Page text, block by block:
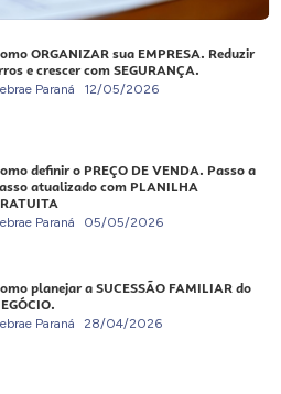
ORGANIZAR sua EMPRESA. Reduzir
e crescer com SEGURANÇA.
Paraná 12/05/2026
definir o PREÇO DE VENDA. Passo a
atualizado com PLANILHA
Paraná 05/05/2026
planejar a SUCESSÃO FAMILIAR do
Paraná 28/04/2026